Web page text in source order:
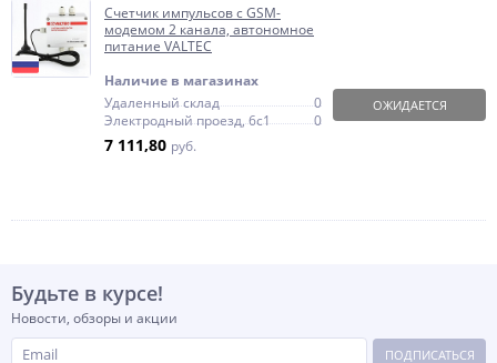
Счетчик импульсов c GSM-
модемом 2 канала, автономное
питание VALTEC
Наличие в магазинах
Удаленный склад
0
Электродный проезд, 6с1
0
7 111,80 руб.
ОЖИДАЕТСЯ
Будьте в курсе!
Новости, обзоры и акции
ПОДПИСАТЬСЯ